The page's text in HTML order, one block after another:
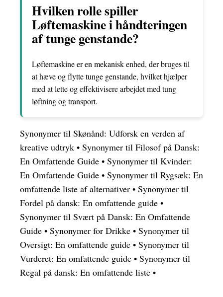
Hvilken rolle spiller
Løftemaskine i håndteringen
af tunge genstande?
Løftemaskine er en mekanisk enhed, der bruges til
at hæve og flytte tunge genstande, hvilket hjælper
med at lette og effektivisere arbejdet med tung
løftning og transport.
Synonymer til Skønånd: Udforsk en verden af
kreative udtryk • Synonymer til Filosof på Dansk:
En Omfattende Guide • Synonymer til Kvinder:
En Omfattende Guide • Synonymer til Rygsæk: En
omfattende liste af alternativer • Synonymer til
Fordel på dansk: En omfattende guide •
Synonymer til Svært på Dansk: En Omfattende
Guide • Synonymer for Drikke • Synonymer til
Oversigt: En omfattende guide • Synonymer til
Vurderet: En omfattende guide • Synonymer til
Regal på dansk: En omfattende liste •